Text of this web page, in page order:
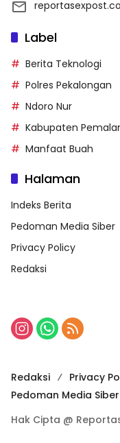
Label
Berita Teknologi
Polres Pekalongan
Ndoro Nur
Kabupaten
Manfaat Buah
Halaman
Indeks Berita
Pedoman Media Siber
Privacy Policy
Redaksi
Redaksi Privacy
Pedoman Media Siber
Hak Cipta @